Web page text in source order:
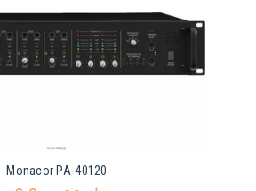
Monacor PA-40120